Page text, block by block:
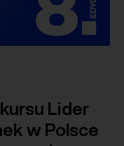
Lider
w Polsce